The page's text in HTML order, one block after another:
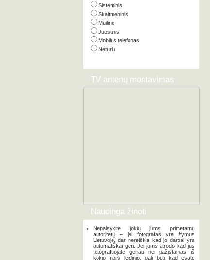
Sisteminis
Skaitmeninis
Muilinė
Juostinis
Mobilus telefonas
Neturiu
TV antenų montavimas
Naudinga žinoti
Nepaisykite jokių jums primetamų
autoritetų – jei fotografas yra žymus
Lietuvoje, dar nereiškia kad jo darbai yra
automatiškai geri. Jei jums atrodo kad jūs
fotografuojate geriau nei pažįstamas iš
kokio nors leidinio, gali būti kad esate